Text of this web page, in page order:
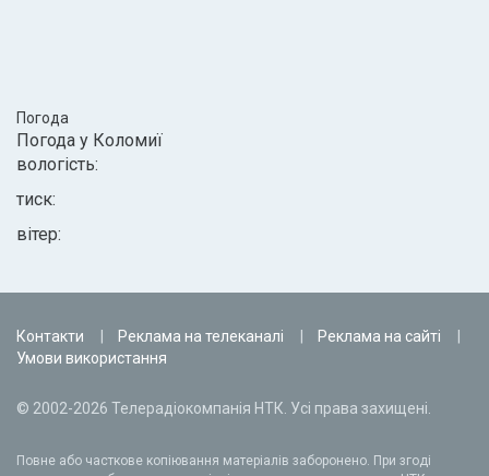
Погода
Погода у Коломиї
вологість:
тиск:
вітер:
Контакти Реклама на телеканалі
Реклама на сайті
Умови використання
© 2002-2026 Телерадіокомпанія НТК. Усі права захищені.
Повне або часткове копіювання матеріалів заборонено. При згоді